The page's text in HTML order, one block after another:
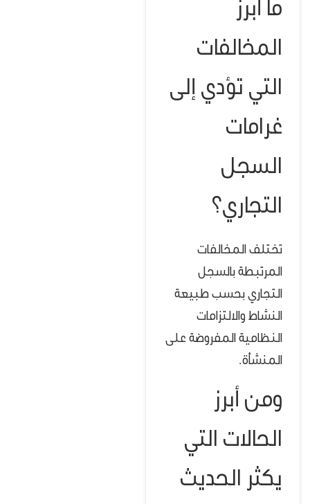
ما أبرز
المخالفات
التي تؤدي إلى
غرامات
السجل
التجاري؟
تختلف المخالفات
المرتبطة بالسجل
التجاري بحسب طبيعة
النشاط والالتزامات
النظامية المفروضة على
المنشأة.
ومن أبرز
الحالات التي
يكثر الحديث